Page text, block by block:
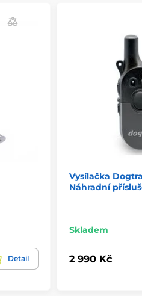
Detail
Vysílačka
Náhradní
Skladem
2 990 Kč